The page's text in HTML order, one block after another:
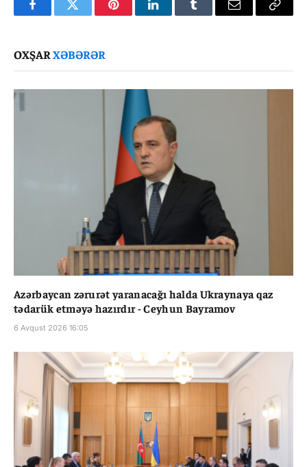
FacebookTwitter PinterestLinkedInTumblr Email
Copy
OXŞARXƏBƏRƏR
Azərbaycan zərurət yaranacağı halda Ukraynaya qaz
tədarük etməyə hazırdır - Ceyhun Bayramov
6 Avqust 2026 16:05